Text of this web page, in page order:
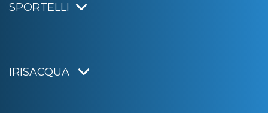
SPORTELLI
IRISACQUA